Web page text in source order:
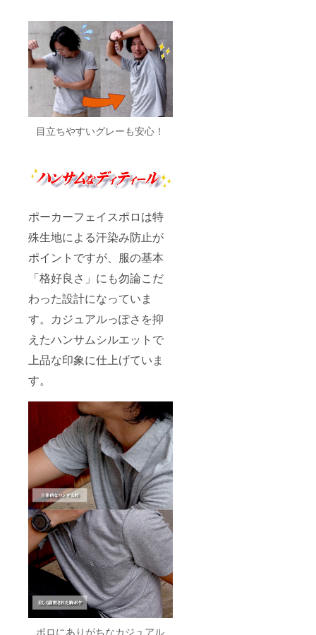
目立ちやすいグレーも安心！
ポーカーフェイスポロは特
殊生地による汗染み防止が
ポイントですが、服の基本
「格好良さ」にも勿論こだ
わった設計になっていま
す。カジュアルっぽさを抑
えたハンサムシルエットで
上品な印象に仕上げていま
す。
ポロにありがちなカジュアル